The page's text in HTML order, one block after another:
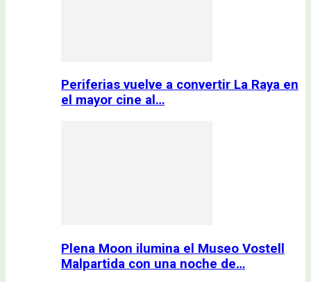
Periferias vuelve a convertir La Raya en
el mayor cine al…
Plena Moon ilumina el Museo Vostell
Malpartida con una noche de…